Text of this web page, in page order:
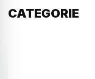
CATEGORIE